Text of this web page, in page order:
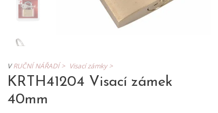
VRUČNÍ NÁŘADÍ > Visací zámky >
KRTH41204 Visací zámek
40mm